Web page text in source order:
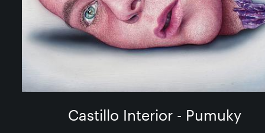
Castillo Interior - Pumuky